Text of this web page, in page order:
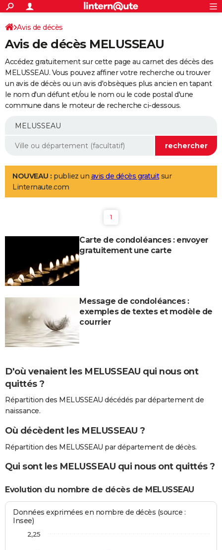
ACTUALITÉS
Politique
Société
Faits Divers
Education
Monde
Villes
+
SPORT
Coupe du monde 2026
Football
Tennis
Cyclisme
Rugby
Forum
Programme TV
TNT
Streaming
Cinéma
Sorties cinéma
Musique
+
FINANCE
Impôts
Immobilier
Risques naturels par ville
Banque
Assurance
Crédit
AUTO
Essais
Réserver un essai
Citadines
Berlines
SUV
Forum auto
+
Mobiles
Meilleur smartphone
Internet
Ordinateurs
Jeux vidéo
Guide high-tech
Aménagement intérieur
LIFESTYLE
Art de vivre
Bien-être
Loisirs
Mode
Modes de vie
PHOTO
BONS PLANS
Carte de Noël
Carte Bonne année
Carte Saint-Valentin
Carte Pâques
Carte d'anniversaire
DICTIONNAIRE
Dictionnaire
Biographies
Citations
Expressions
Proverbes
PROGRAMME TV
S'inscrire
Se connecter
Lycées
Collèges
Primaires
Universités
Entreprises
Service militaire
Avis de recherche
AVIS DE DÉCÈS
FORUM
Bricolage
Lifestyle
Culture
Sport
Auto
Television
Voyage
Cinema
Avis de décès
Avis de décès MELUSSEAU
Accédez gratuitement sur cette page au carnet des décès des
MELUSSEAU. Vous pouvez affiner votre recherche ou trouver
un avis de décès ou un avis d'obsèques plus ancien en tapant
le nom d'un défunt et/ou le nom ou le code postal d'une
commune dans le moteur de recherche ci-dessous.
NOUVEAU : publiez un avis de décès gratuitsur
Linternaute.com
1
Carte de condoléances : envoyer
gratuitement une carte
Message de condoléances :
exemples de textes et modèle de
courrier
D'où venaient les MELUSSEAU qui nous ont
quittés ?
Répartition des MELUSSEAU décédés par département de
naissance.
Où décèdent les MELUSSEAU ?
Répartition des MELUSSEAU par département de décès.
Qui sont les MELUSSEAU qui nous ont quittés ?
Evolution du nombre de décès de MELUSSEAU
Données exprimées en nombre de décès (source :
Insee)
2,25